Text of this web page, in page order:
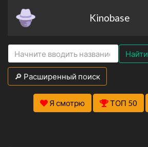
Kinobase
Найти
🔎 Расширенный поиск
Я смотрю ТОП 50